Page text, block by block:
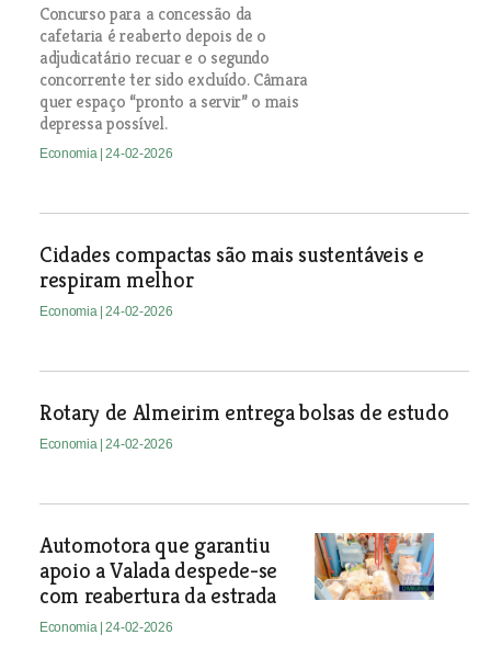
Concurso para a concessão da
cafetaria é reaberto depois de o
adjudicatário recuar e o segundo
concorrente ter sido excluído. Câmara
quer espaço “pronto a servir” o mais
depressa possível.
Economia | 24-02-2026
Cidades compactas são mais sustentáveis e
respiram melhor
Economia | 24-02-2026
Rotary de Almeirim entrega bolsas de estudo
Economia | 24-02-2026
Automotora que garantiu
apoio a Valada despede-se
com reabertura da estrada
Economia | 24-02-2026